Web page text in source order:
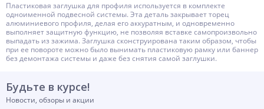
Пластиковая заглушка для профиля используется в комплекте
одноименной подвесной системы. Эта деталь закрывает торец
алюминиевого профиля, делая его аккуратным, и одновременно
выполняет защитную функцию, не позволяя вставке самопроизвольно
выпадать из зажима. Заглушка сконструирована таким образом, чтобы
при ее повороте можно было вынимать пластиковую рамку или баннер
без демонтажа системы и даже без снятия самой заглушки.
Будьте в курсе!
Новости, обзоры и акции